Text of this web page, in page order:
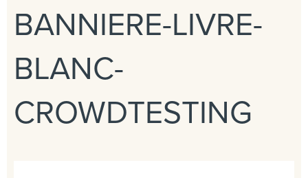
BANNIERE-LIVRE-
BLANC-
CROWDTESTING